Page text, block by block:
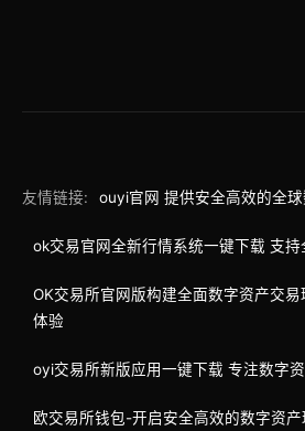
友情链接: ouyi官网 提供安全高效的全
ok交易官网全新行情系统一键下载 支持
OK交易所官网版构建全面数字资产交
体验
oyi交易所新版应用一键下载 专注数字
欧交易所钱包-开启安全高效的数字资